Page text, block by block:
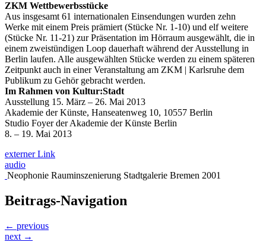
ZKM Wettbewerbsstücke
Aus insgesamt 61 internationalen Einsendungen wurden zehn
Werke mit einem Preis prämiert (Stücke Nr. 1-10) und elf weitere
(Stücke Nr. 11-21) zur Präsentation im Hörraum ausgewählt, die in
einem zweistündigen Loop dauerhaft während der Ausstellung in
Berlin laufen. Alle ausgewählten Stücke werden zu einem späteren
Zeitpunkt auch in einer Veranstaltung am ZKM | Karlsruhe dem
Publikum zu Gehör gebracht werden.
Im Rahmen von Kultur:Stadt
Ausstellung 15. März – 26. Mai 2013
Akademie der Künste, Hanseatenweg 10, 10557 Berlin
Studio Foyer der Akademie der Künste Berlin
8. – 19. Mai 2013
externer Link
audio
Neophonie Rauminszenierung Stadtgalerie Bremen 2001
Beitrags-Navigation
← previous
next →